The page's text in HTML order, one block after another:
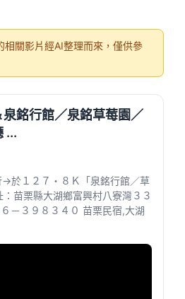
相關影片經AI整理而來，僅供參
銘行館／泉銘草莓園／
...
於１２７・８Ｋ「泉銘行館／草
苗栗縣大湖鄉富興村八寮灣３３
－３９８３４０ 苗栗民宿,大湖